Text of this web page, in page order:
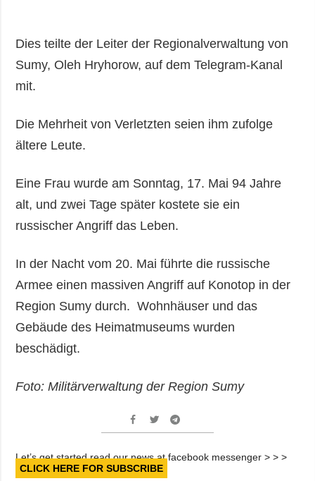
Dies teilte der Leiter der Regionalverwaltung von
Sumy, Oleh Hryhorow, auf dem Telegram-Kanal
mit.
Die Mehrheit von Verletzten seien ihm zufolge
ältere Leute.
Eine Frau wurde am Sonntag, 17. Mai 94 Jahre
alt, und zwei Tage später kostete sie ein
russischer Angriff das Leben.
In der Nacht vom 20. Mai führte die russische
Armee einen massiven Angriff auf Konotop in der
Region Sumy durch. Wohnhäuser und das
Gebäude des Heimatmuseums wurden
beschädigt.
Foto: Militärverwaltung der Region Sumy
Let’s get started read our news at facebook messenger > > >
CLICK HERE FOR SUBSCRIBE